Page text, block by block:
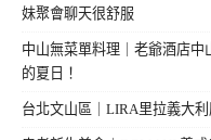
妹聚會聊天很舒服
中山無菜單料理｜老爺酒店
的夏日！
台北文山區｜LIRA里拉義大